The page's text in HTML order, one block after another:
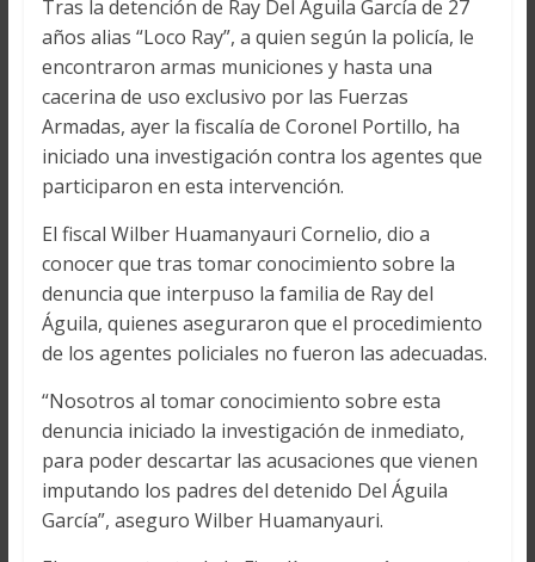
Tras la detención de Ray Del Águila García de 27
años alias “Loco Ray”, a quien según la policía, le
encontraron armas municiones y hasta una
cacerina de uso exclusivo por las Fuerzas
Armadas, ayer la fiscalía de Coronel Portillo, ha
iniciado una investigación contra los agentes que
participaron en esta intervención.
El fiscal Wilber Huamanyauri Cornelio, dio a
conocer que tras tomar conocimiento sobre la
denuncia que interpuso la familia de Ray del
Águila, quienes aseguraron que el procedimiento
de los agentes policiales no fueron las adecuadas.
“Nosotros al tomar conocimiento sobre esta
denuncia iniciado la investigación de inmediato,
para poder descartar las acusaciones que vienen
imputando los padres del detenido Del Águila
García”, aseguro Wilber Huamanyauri.